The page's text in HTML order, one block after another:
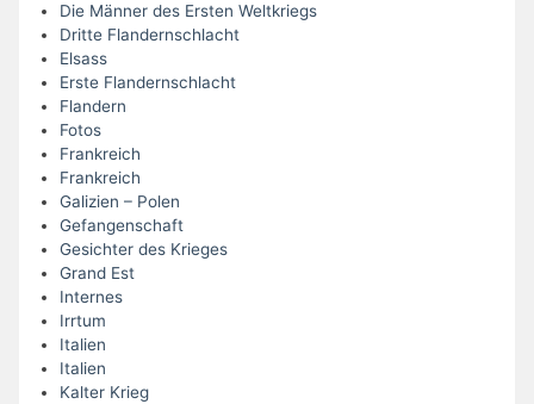
Die Männer des Ersten Weltkriegs
Dritte Flandernschlacht
Elsass
Erste Flandernschlacht
Flandern
Fotos
Frankreich
Frankreich
Galizien – Polen
Gefangenschaft
Gesichter des Krieges
Grand Est
Internes
Irrtum
Italien
Italien
Kalter Krieg